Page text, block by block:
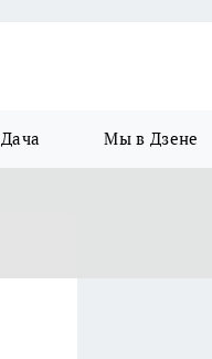
Дача Мы в Дзене